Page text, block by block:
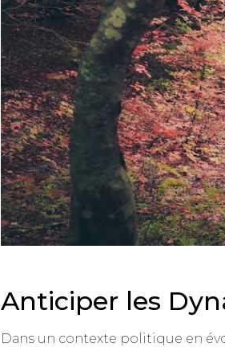
Anticiper les
Dans un contexte politique en